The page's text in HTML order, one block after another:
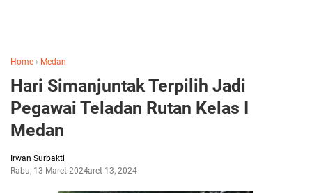
Home › Medan
Hari Simanjuntak Terpilih Jadi
Pegawai Teladan Rutan Kelas I
Medan
Irwan Surbakti
Rabu, 13 Maret 2024Maret 13, 2024